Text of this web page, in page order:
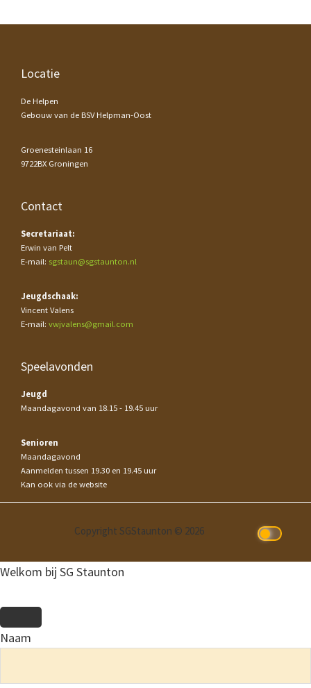
Footer
Locatie
De Helpen
Gebouw van de BSV Helpman-Oost
Groenesteinlaan 16
9722BX Groningen
Contact
Secretariaat:
Erwin van Pelt
E-mail: sgstaun@sgstaunton.nl
Jeugdschaak:
Vincent Valens
E-mail: vwjvalens@gmail.com
Speelavonden
Jeugd
Maandagavond van 18.15 - 19.45 uur
Senioren
Maandagavond
Aanmelden tussen 19.30 en 19.45 uur
Kan ook via de website
Copyright SGStaunton © 2026
Welkom bij SG Staunton
Naam